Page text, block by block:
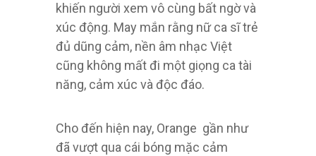
khiến người xem vô cùng bất ngờ và
xúc động. May mắn rằng nữ ca sĩ trẻ
đủ dũng cảm, nền âm nhạc Việt
cũng không mất đi một giọng ca tài
năng, cảm xúc và độc đáo.
Cho đến hiện nay, Orange gần như
đã vượt qua cái bóng mặc cảm